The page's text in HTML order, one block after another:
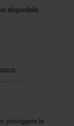
disponibile
proteggere le